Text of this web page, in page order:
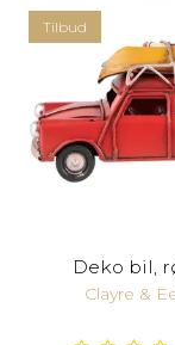
Tilbud
Deko bil,
Clayre &